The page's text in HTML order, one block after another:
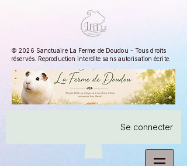
© 2026 Sanctuaire La Ferme de Doudou - Tous droits
réservés. Reproduction interdite sans autorisation écrite.
Se connecter